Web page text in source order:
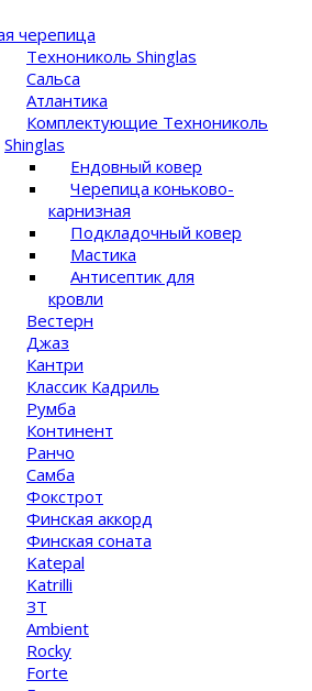
черепица
Технониколь Shinglas
Сальса
Атлантика
Комплектующие Технониколь
Shinglas
Ендовный ковер
Черепица коньково-
карнизная
Подкладочный ковер
Мастика
Антисептик для
кровли
Вестерн
Джаз
Кантри
Классик Кадриль
Румба
Континент
Ранчо
Самба
Фокстрот
Финская аккорд
Финская соната
Katepal
Katrilli
ЗТ
Ambient
Rocky
Forte